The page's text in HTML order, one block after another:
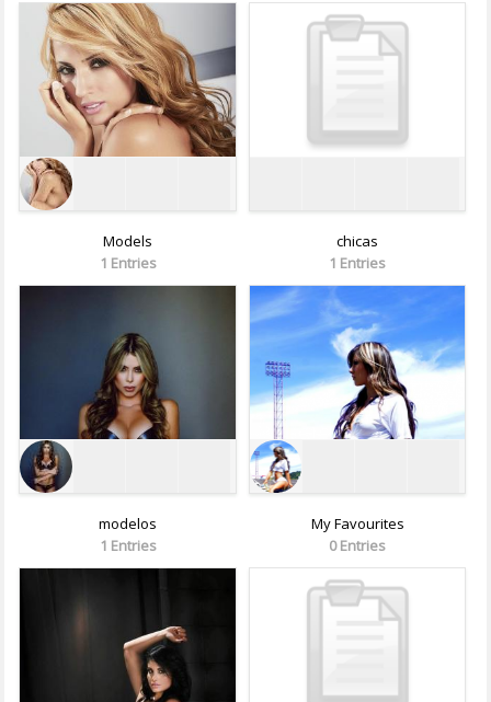
Models
1 Entries
chicas
1 Entries
modelos
1 Entries
My Favourites
0 Entries